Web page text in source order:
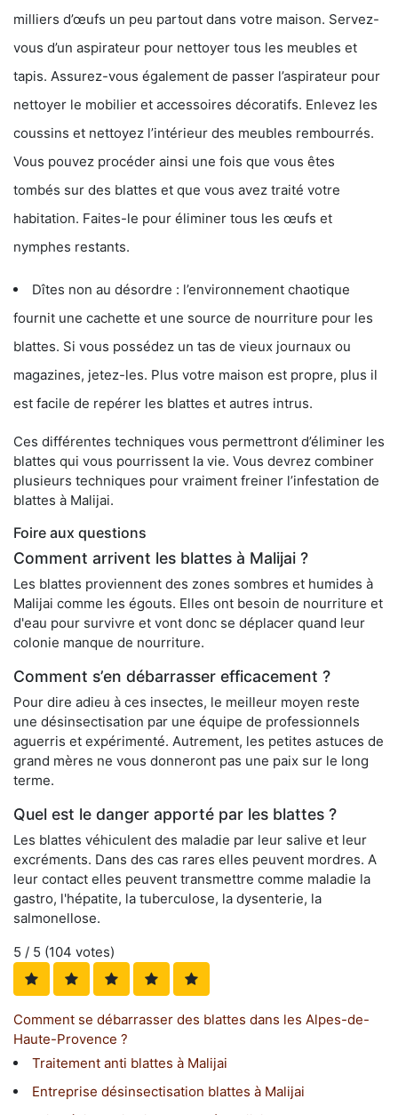
milliers d’œufs un peu partout dans votre maison. Servez-
vous d’un aspirateur pour nettoyer tous les meubles et
tapis. Assurez-vous également de passer l’aspirateur pour
nettoyer le mobilier et accessoires décoratifs. Enlevez les
coussins et nettoyez l’intérieur des meubles rembourrés.
Vous pouvez procéder ainsi une fois que vous êtes
tombés sur des blattes et que vous avez traité votre
habitation. Faites-le pour éliminer tous les œufs et
nymphes restants.
Dîtes non au désordre : l’environnement chaotique
fournit une cachette et une source de nourriture pour les
blattes. Si vous possédez un tas de vieux journaux ou
magazines, jetez-les. Plus votre maison est propre, plus il
est facile de repérer les blattes et autres intrus.
Ces différentes techniques vous permettront d’éliminer les
blattes qui vous pourrissent la vie. Vous devrez combiner
plusieurs techniques pour vraiment freiner l’infestation de
blattes à Malijai.
Foire aux questions
Comment arrivent les blattes à Malijai ?
Les blattes proviennent des zones sombres et humides à
Malijai comme les égouts. Elles ont besoin de nourriture et
d'eau pour survivre et vont donc se déplacer quand leur
colonie manque de nourriture.
Comment s’en débarrasser efficacement ?
Pour dire adieu à ces insectes, le meilleur moyen reste
une désinsectisation par une équipe de professionnels
aguerris et expérimenté. Autrement, les petites astuces de
grand mères ne vous donneront pas une paix sur le long
terme.
Quel est le danger apporté par les blattes ?
Les blattes véhiculent des maladie par leur salive et leur
excréments. Dans des cas rares elles peuvent mordres. A
leur contact elles peuvent transmettre comme maladie la
gastro, l'hépatite, la tuberculose, la dysenterie, la
salmonellose.
5 / 5 (104 votes)
Comment se débarrasser des blattes dans les Alpes-de-
Haute-Provence ?
Traitement anti blattes à Malijai
Entreprise désinsectisation blattes à Malijai